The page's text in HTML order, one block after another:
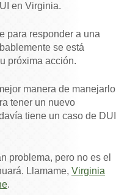
en Virginia.
para responder a una
se está
próxima acción.
manera de manejarlo
tener un nuevo
tiene un caso de DUI
problema, pero no es el
Llamame, Virginia
.